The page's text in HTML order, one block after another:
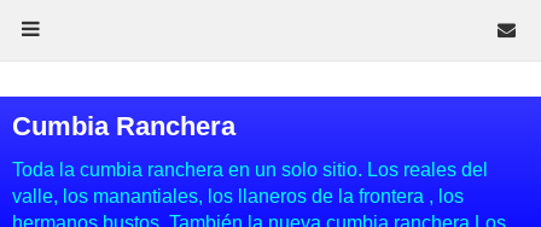
Cumbia Ranchera
Toda la cumbia ranchera en un solo sitio. Los reales del
valle, los manantiales, los llaneros de la frontera , los
hermanos bustos. También la nueva cumbia ranchera Los